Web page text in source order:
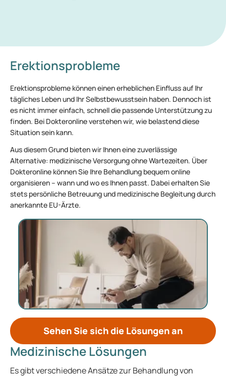
Erektionsprobleme
Erektionsprobleme können einen erheblichen Einfluss auf Ihr
tägliches Leben und Ihr Selbstbewusstsein haben. Dennoch ist
es nicht immer einfach, schnell die passende Unterstützung zu
finden. Bei Dokteronline verstehen wir, wie belastend diese
Situation sein kann.
Aus diesem Grund bieten wir Ihnen eine zuverlässige
Alternative: medizinische Versorgung ohne Wartezeiten. Über
Dokteronline können Sie Ihre Behandlung bequem online
organisieren – wann und wo es Ihnen passt. Dabei erhalten Sie
stets persönliche Betreuung und medizinische Begleitung durch
anerkannte EU-Ärzte.
Sehen Sie sich die Lösungen an
Medizinische Lösungen
Es gibt verschiedene Ansätze zur Behandlung von